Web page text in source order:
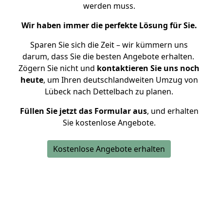
werden muss.
Wir haben immer die perfekte Lösung für Sie.
Sparen Sie sich die Zeit – wir kümmern uns
darum, dass Sie die besten Angebote erhalten.
Zögern Sie nicht und kontaktieren Sie uns noch
heute, um Ihren deutschlandweiten Umzug von
Lübeck nach Dettelbach zu planen.
Füllen Sie jetzt das Formular aus, und erhalten
Sie kostenlose Angebote.
Kostenlose Angebote erhalten